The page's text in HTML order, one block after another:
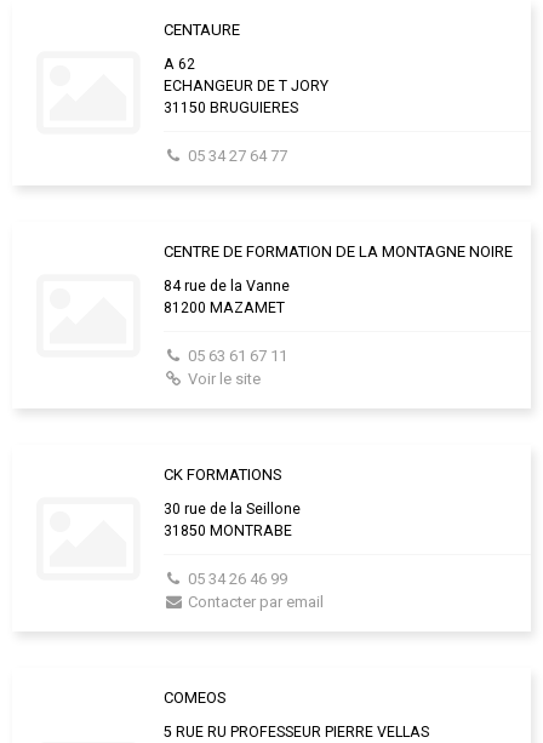
CENTAURE
A 62
ECHANGEUR DE T JORY
31150 BRUGUIERES
05 34 27 64 77
CENTRE DE FORMATION DE LA MONTAGNE NOIRE
84 rue de la Vanne
81200 MAZAMET
05 63 61 67 11
Voir le site
CK FORMATIONS
30 rue de la Seillone
31850 MONTRABE
05 34 26 46 99
Contacter par email
COMEOS
5 RUE RU PROFESSEUR PIERRE VELLAS